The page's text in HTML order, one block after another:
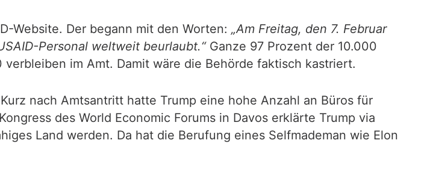
Website. Der begann mit den Worten: „Am Freitag, den 7. Februar
Personal weltweit beurlaubt.“Ganze 97 Prozent der 10.000
im Amt. Damit wäre die Behörde faktisch kastriert.
nach Amtsantritt hatte Trump eine hohe Anzahl an Büros für
des World Economic Forums in Davos erklärte Trump via
Land werden. Da hat die Berufung eines Selfmademan wie Elon